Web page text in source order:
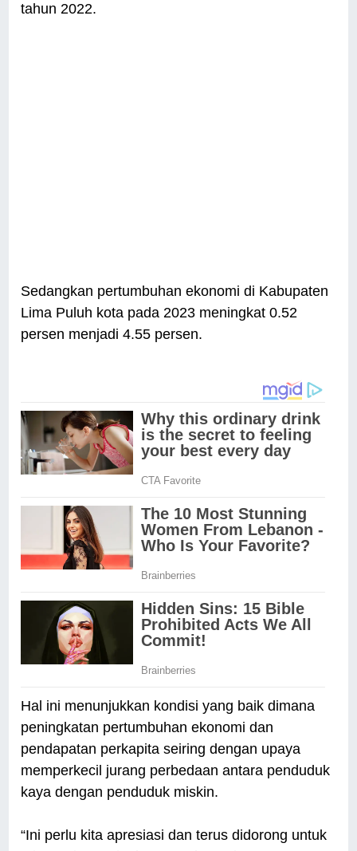
tahun 2022.
Sedangkan pertumbuhan ekonomi di Kabupaten
Lima Puluh kota pada 2023 meningkat 0.52
persen menjadi 4.55 persen.
Hal ini menunjukkan kondisi yang baik dimana
peningkatan pertumbuhan ekonomi dan
pendapatan perkapita seiring dengan upaya
memperkecil jurang perbedaan antara penduduk
kaya dengan penduduk miskin.
“Ini perlu kita apresiasi dan terus didorong untuk